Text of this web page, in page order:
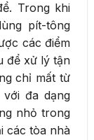
Trong khi
pít-tông
các điểm
để xử lý tận
chỉ mất từ
đa dạng
nhỏ trong
các tòa nhà